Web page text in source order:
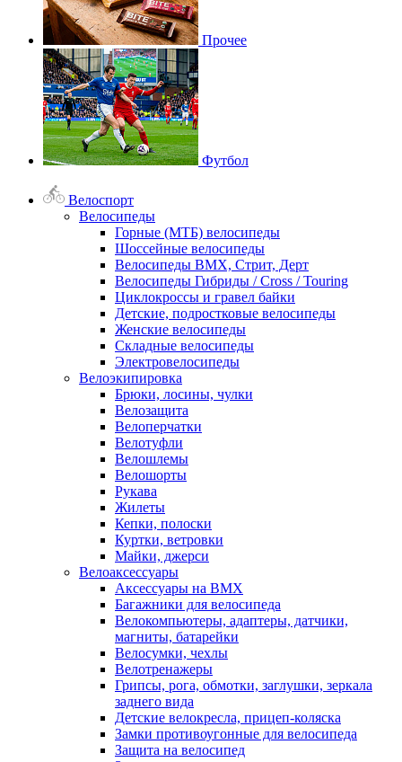
Прочее
Футбол
Велоспорт
Велосипеды
Горные (МТБ) велосипеды
Шоссейные велосипеды
Велосипеды BMX, Стрит, Дерт
Велосипеды Гибриды / Cross / Touring
Циклокроссы и гравел байки
Детские, подростковые велосипеды
Женские велосипеды
Складные велосипеды
Электровелосипеды
Велоэкипировка
Брюки, лосины, чулки
Велозащита
Велоперчатки
Велотуфли
Велошлемы
Велошорты
Рукава
Жилеты
Кепки, полоски
Куртки, ветровки
Майки, джерси
Велоаксессуары
Аксессуары на BMX
Багажники для велосипеда
Велокомпьютеры, адаптеры, датчики,
магниты, батарейки
Велосумки, чехлы
Велотренажеры
Грипсы, рога, обмотки, заглушки, зеркала
заднего вида
Детские велокресла, прицеп-коляска
Замки противоугонные для велосипеда
Защита на велосипед